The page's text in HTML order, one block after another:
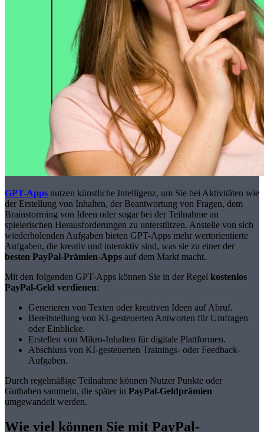
GPT-Apps nutzen künstliche Intelligenz, um Sie bei Aktivitäten wie
der Erstellung von Inhalten, der Beantwortung von Fragen, dem
Brainstorming von Ideen oder sogar bei der Teilnahme an
spielerischen Herausforderungen zu unterstützen. Anstelle von sich
wiederholenden Aufgaben bieten GPT-Apps mehr wertorientierte
Aufgaben, die kreativ und interaktiv sind, was sie zu einer der
besten PayPal-Prämien-Apps auf dem Markt macht.
Mit den folgenden GPT-Apps können Sie in der Regel kostenlos
PayPal-Geld verdienen:
Generieren von Texten oder kreativen Ideen auf Abruf.
Bereitstellung von KI-gesteuerten Antworten für Umfragen
oder Einblicke.
Erstellen von Mikro-Inhalten für digitale Plattformen.
Abschluss von KI-gesteuerten Trainings- oder Feedback-
Aufgaben.
Durch regelmäßige Teilnahme können Nutzer Punkte oder
Guthaben sammeln, die später in PayPal-Geldprämien
umgewandelt werden.
Wie viel können Sie mit PayPal-